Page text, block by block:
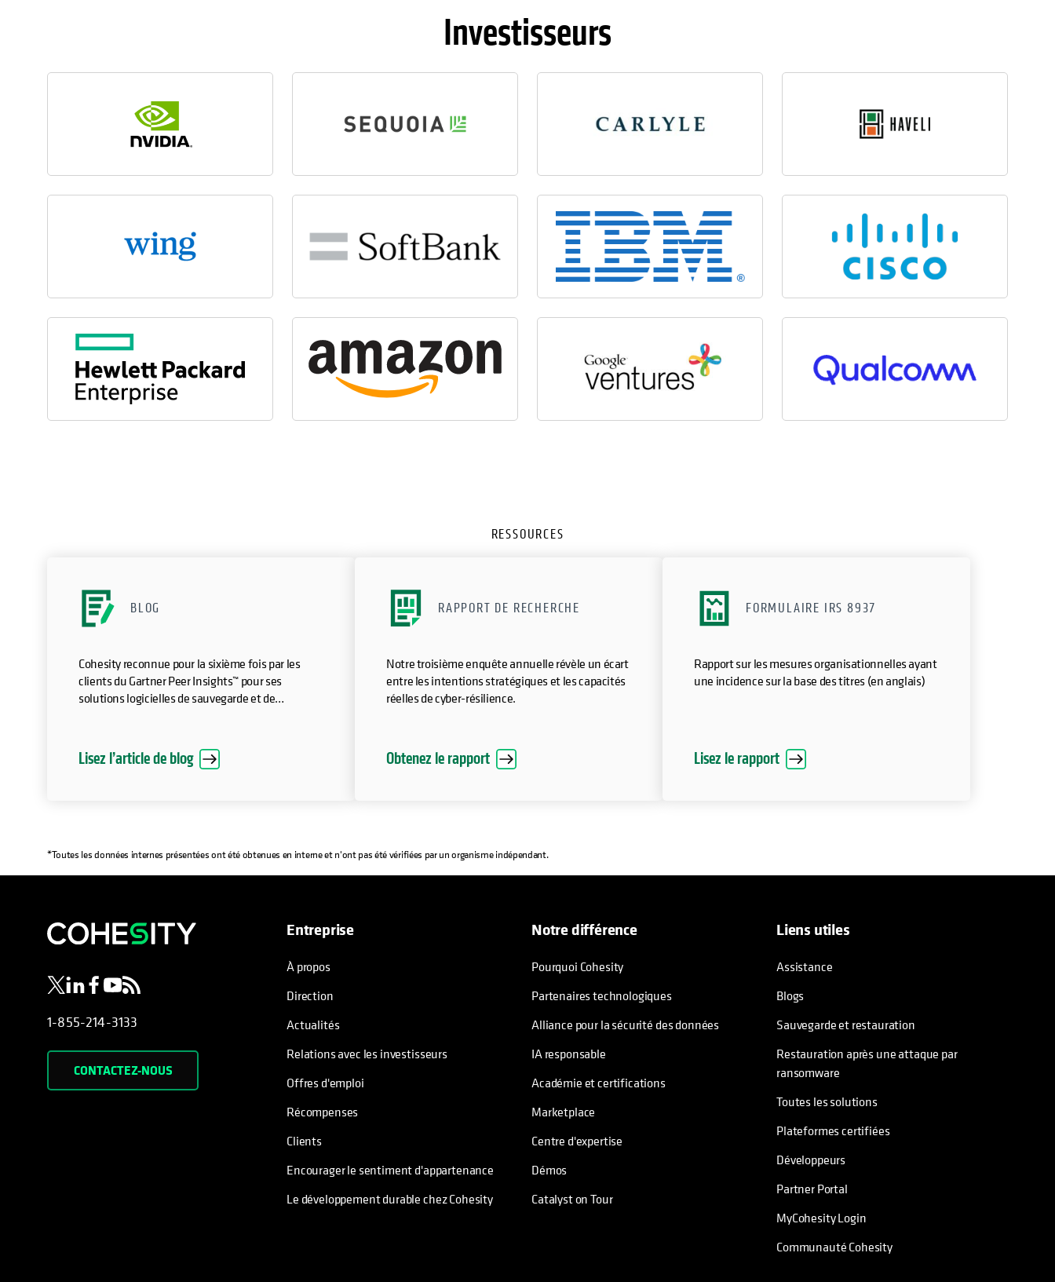
Investisseurs
RESSOURCES
BLOG
Cohesity reconnue pour la sixième fois par les
clients du Gartner Peer Insights™ pour ses
solutions logicielles de sauvegarde et de
Lisez l’article de blog
RAPPORT DE RECHERCHE
Notre troisième enquête annuelle révèle un écart
entre les intentions stratégiques et les capacités
réelles de cyber-résilience.
Obtenez le rapport
FORMULAIRE IRS 8937
Rapport sur les mesures organisationnelles ayant
une incidence sur la base des titres (en anglais)
Lisez le rapport
*Toutes les données internes présentées ont été obtenues en interne et n'ont pas été vérifiées par un organisme indépendant.
s’ouvre dans un nouvel onglet
s’ouvre dans un nouvel onglet
s’ouvre dans un nouvel onglet
s’ouvre dans un nouvel onglet
s’ouvre dans un nouvel onglet
1-855-214-3133
CONTACTEZ-NOUS
Entreprise
À propos
Direction
Actualités
Relations avec les investisseurs
Offres d'emploi
Récompenses
Clients
Encourager le sentiment d'appartenance
Le développement durable chez Cohesity
Notre différence
Pourquoi Cohesity
Partenaires technologiques
Alliance pour la sécurité des données
IA responsable
Académie et certifications
Marketplace
Centre d'expertise
Démos
Catalyst on Tour
Liens utiles
Assistance
Blogs
Sauvegarde et restauration
Restauration après une attaque par
ransomware
Toutes les solutions
Plateformes certifiées
Développeurs
s’ouvre dans un nouvel onglet
Partner Portal
s’ouvre dans un nouvel onglet
MyCohesity Login
Communauté Cohesity